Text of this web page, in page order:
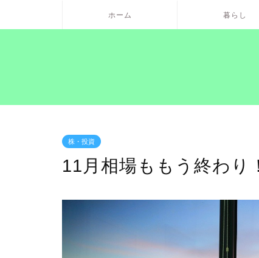
ホーム 暮らし
株・投資
11月相場ももう終わり